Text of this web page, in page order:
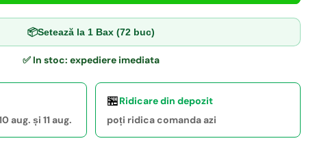
📦Setează la 1 Bax (72 buc)
✅ In stoc: expediere imediata
aug. și 11 aug.
🏪Ridicare din depozit
poți ridica comanda azi